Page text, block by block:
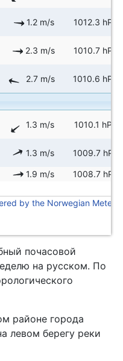
1.2 m/s 1012.3 hPa
2.3 m/s 1010.7 hPa
2.7 m/s 1010.6 hPa
1.3 m/s 1010.1 hPa
1.3 m/s 1009.7 hPa
1.9 m/s 1008.7 hPa
by the Norwegian
почасовой
на русском. По
районе города
левом берегу реки